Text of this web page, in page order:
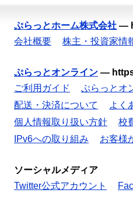
ぷらっとホーム株式会社 —
会社概要
株主・投資家情
ぷらっとオンライン —
ご利用ガイド
ぷらっとオ
配送・決済について
よく
個人情報取り扱い方針
校
IPv6への取り組み
お客様
ソーシャルメディア
Twitter公式アカウント